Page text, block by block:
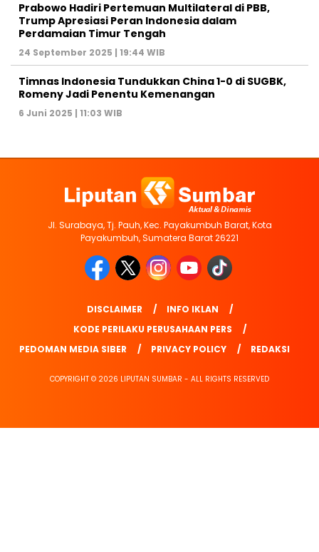
Prabowo Hadiri Pertemuan Multilateral di PBB,
Trump Apresiasi Peran Indonesia dalam
Perdamaian Timur Tengah
24 September 2025 | 19:44 WIB
Timnas Indonesia Tundukkan China 1-0 di SUGBK,
Romeny Jadi Penentu Kemenangan
6 Juni 2025 | 11:03 WIB
Jl. Surabaya, Tj. Pauh, Kec. Payakumbuh Barat, Kota
Payakumbuh, Sumatera Barat 26221
DISCLAIMER
INFO IKLAN
KODE PERILAKU PERUSAHAAN PERS
PEDOMAN MEDIA SIBER
PRIVACY POLICY REDAKSI
COPYRIGHT © 2026 LIPUTAN SUMBAR - ALL RIGHTS RESERVED